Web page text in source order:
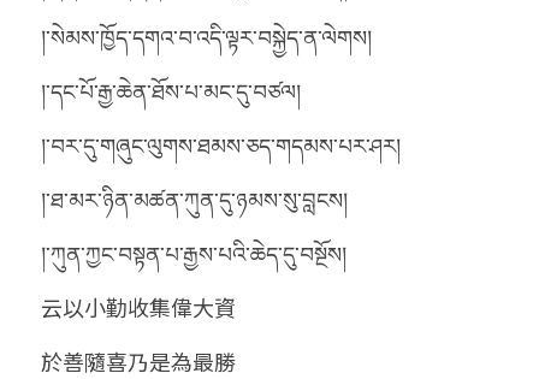
།་སེམས་ཁྱོད་དགའ་བ་འདི་ལྟར་བསྐྱེད་ན་ལེགས།
།་དང་པོ་རྒྱ་ཆེན་ཐོས་པ་མང་དུ་བཙལ།
།་བར་དུ་གཞུང་ལུགས་ཐམས་ཅད་གདམས་པར་ཤར།
།་ཐ་མར་ཉིན་མཚན་ཀུན་དུ་ཉམས་སུ་བླངས།
།་ཀུན་ཀྱང་བསྟན་པ་རྒྱས་པའི་ཆེད་དུ་བསྔོས།
云以小勤收集偉大資
於善隨喜乃是為最勝